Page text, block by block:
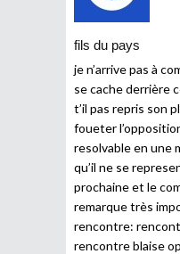
fils du pays
je n’arrive pas à
se cache derrière
t’il pas repris son
foueter
resolvable en une
qu’il ne se
prochaine et le
remarque très
rencontre:
rencontre blaise